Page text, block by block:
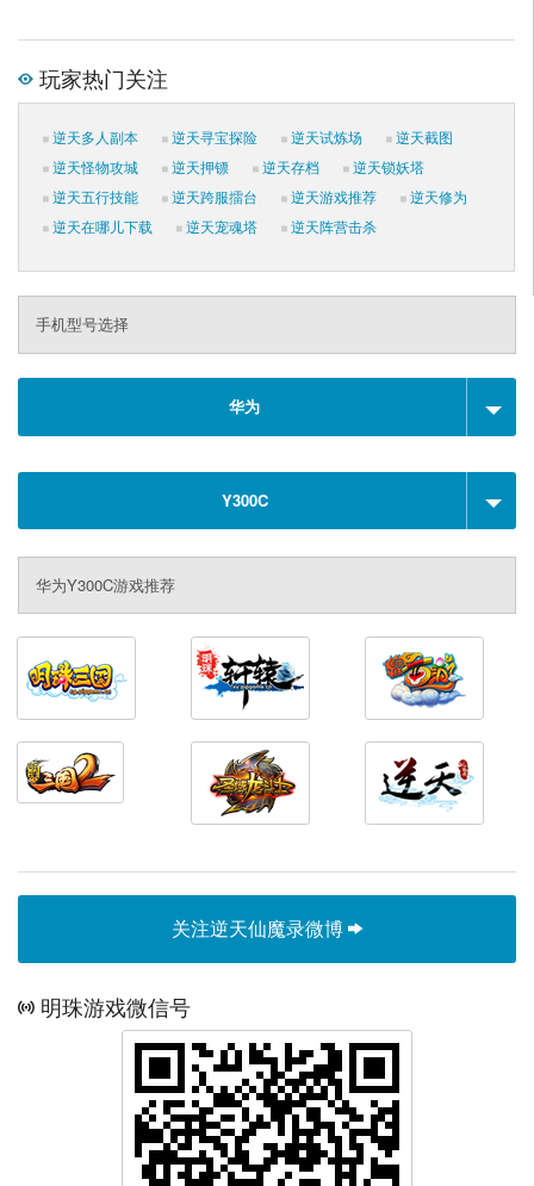
玩家热门关注
逆天多人副本 逆天寻宝探险 逆天试炼场
逆天截图
逆天怪物攻城
逆天押镖 逆天存档
逆天锁妖塔
逆天五行技能
逆天跨服擂台 逆天游戏推荐
逆天修为
逆天在哪儿下载
逆天宠魂塔 逆天阵营击杀
手机型号选择
华为
Y300C
华为Y300C游戏推荐
关注逆天仙魔录微博
明珠游戏微信号